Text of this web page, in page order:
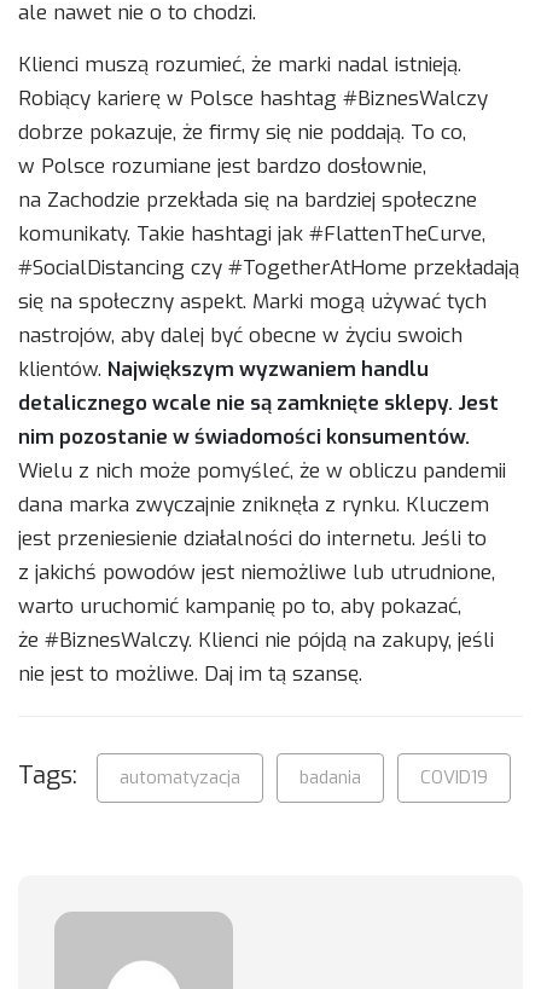
ale nawet nie o to chodzi.
Klienci muszą rozumieć, że marki nadal istnieją.
Robiący karierę w Polsce hashtag #BiznesWalczy
dobrze pokazuje, że firmy się nie poddają. To co,
w Polsce rozumiane jest bardzo dosłownie,
na Zachodzie przekłada się na bardziej społeczne
komunikaty. Takie hashtagi jak #FlattenTheCurve,
#SocialDistancing czy #TogetherAtHome przekładają
się na społeczny aspekt. Marki mogą używać tych
nastrojów, aby dalej być obecne w życiu swoich
klientów. Największym wyzwaniem handlu
detalicznego wcale nie są zamknięte sklepy. Jest
nim pozostanie w świadomości konsumentów.
Wielu z nich może pomyśleć, że w obliczu pandemii
dana marka zwyczajnie zniknęła z rynku. Kluczem
jest przeniesienie działalności do internetu. Jeśli to
z jakichś powodów jest niemożliwe lub utrudnione,
warto uruchomić kampanię po to, aby pokazać,
że #BiznesWalczy. Klienci nie pójdą na zakupy, jeśli
nie jest to możliwe. Daj im tą szansę.
Tags: automatyzacja badania COVID19